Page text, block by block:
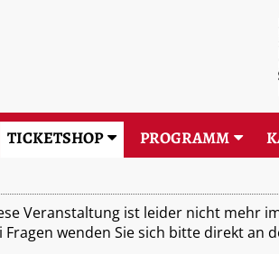
TICKETSHOP PROGRAMM
Veranstaltung ist leider nicht mehr
Fragen wenden Sie sich bitte direkt an